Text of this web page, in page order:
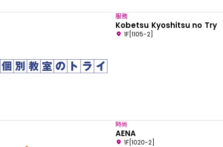
服務
Kobetsu Kyoshitsu no Try
1F[1105-2]
時尚
AENA
1F[1020-2]